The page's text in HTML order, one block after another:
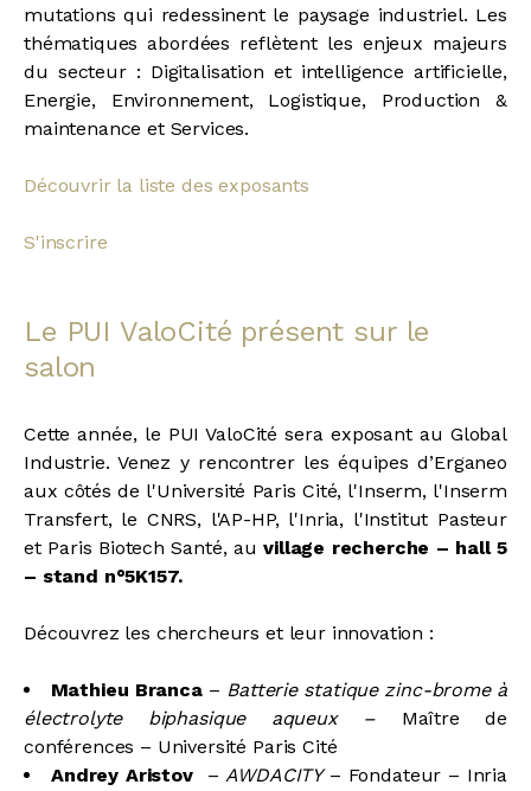
mutations qui redessinent le paysage industriel. Les
thématiques abordées reflètent les enjeux majeurs
du secteur : Digitalisation et intelligence artificielle,
Energie, Environnement, Logistique, Production &
maintenance et Services.
Découvrir la liste des exposants
S'inscrire
Le PUI ValoCité présent sur le
salon
Cette année, le PUI ValoCité sera exposant au Global
Industrie. Venez y rencontrer les équipes d’Erganeo
aux côtés de l'Université Paris Cité, l'Inserm, l'Inserm
Transfert, le CNRS, l'AP-HP, l'Inria, l'Institut Pasteur
et Paris Biotech Santé, auvillage recherche – hall 5
– stand n°5K157.
Découvrez les chercheurs et leur innovation :
Mathieu Branca– Batterie statique zinc-brome à
électrolyte biphasique aqueux– Maître de
conférences – Université Paris Cité
Andrey Aristov–AWDACITY– Fondateur – Inria